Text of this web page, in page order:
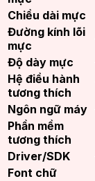
Chiều dài mực
Đường kính lõi
mực
Độ dày mực
Hệ điều hành
tương thích
Ngôn ngữ máy
Phần mềm
tương thích
Driver/SDK
Font chữ